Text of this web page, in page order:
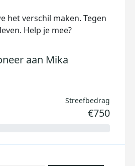
het verschil maken. Tegen
Help je mee?
aan Mika
Streefbedrag
€750